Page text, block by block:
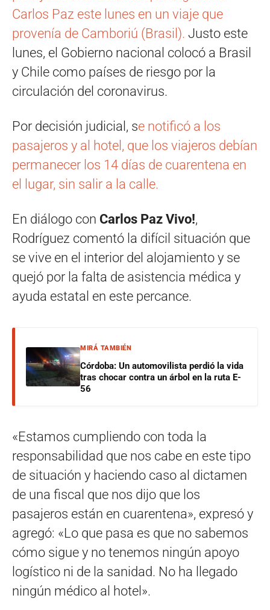
Carlos Paz este lunes en un viaje que
provenía de Camboriú (Brasil). Justo este
lunes, el Gobierno nacional colocó a Brasil
y Chile como países de riesgo por la
circulación del coronavirus.
Por decisión judicial, se notificó a los
pasajeros y al hotel, que los viajeros debían
permanecer los 14 días de cuarentena en
el lugar, sin salir a la calle.
En diálogo con Carlos Paz Vivo!,
Rodríguez comentó la difícil situación que
se vive en el interior del alojamiento y se
quejó por la falta de asistencia médica y
ayuda estatal en este percance.
MIRÁ TAMBIÉN
Córdoba: Un automovilista perdió la vida
tras chocar contra un árbol en la ruta E-
56
«Estamos cumpliendo con toda la
responsabilidad que nos cabe en este tipo
de situación y haciendo caso al dictamen
de una fiscal que nos dijo que los
pasajeros están en cuarentena», expresó y
agregó: «Lo que pasa es que no sabemos
cómo sigue y no tenemos ningún apoyo
logístico ni de la sanidad. No ha llegado
ningún médico al hotel».